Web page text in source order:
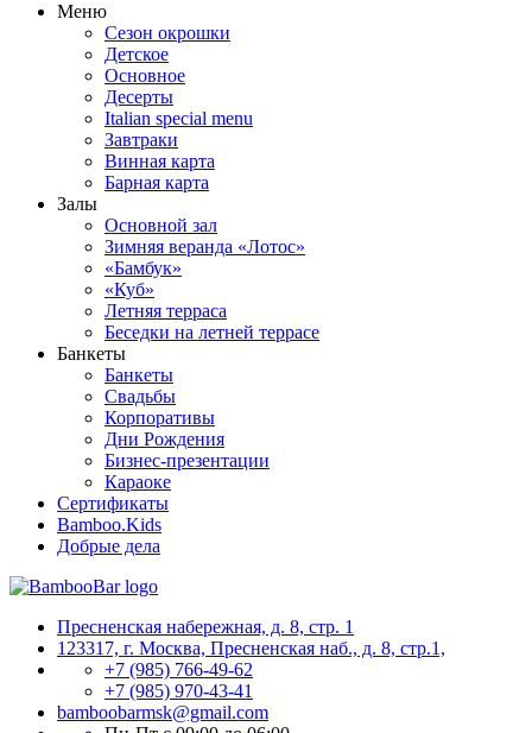
Меню
Сезон окрошки
Детское
Основное
Десерты
Italian special menu
Завтраки
Винная карта
Барная карта
Залы
Основной зал
Зимняя веранда «Лотос»
«Бамбук»
«Куб»
Летняя терраса
Беседки на летней террасе
Банкеты
Банкеты
Свадьбы
Корпоративы
Дни Рождения
Бизнес-презентации
Караоке
Сертификаты
Bamboo.Kids
Добрые дела
Пресненская набережная, д. 8, стр. 1
123317, г. Москва, Пресненская наб., д. 8, стр.1,
+7 (985) 766-49-62
+7 (985) 970-43-41
bamboobarmsk@gmail.com